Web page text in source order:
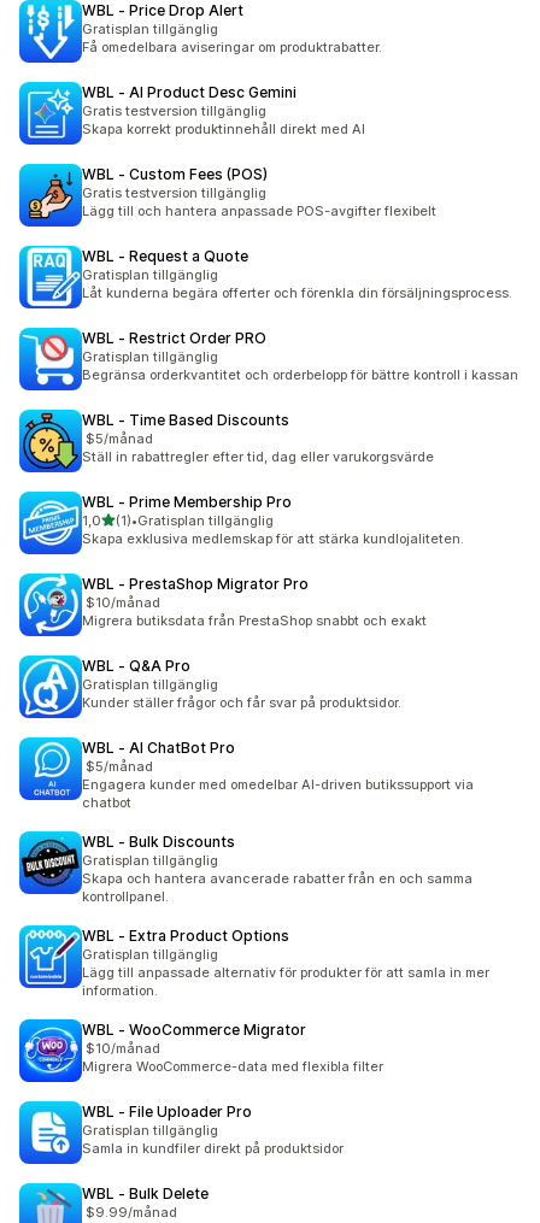
WBL ‑ Price Drop Alert
Gratisplan tillgänglig
Få omedelbara aviseringar om produktrabatter.
WBL ‑ AI Product Desc Gemini
Gratis testversion tillgänglig
Skapa korrekt produktinnehåll direkt med AI
WBL ‑ Custom Fees (POS)
Gratis testversion tillgänglig
Lägg till och hantera anpassade POS-avgifter flexibelt
WBL ‑ Request a Quote
Gratisplan tillgänglig
Låt kunderna begära offerter och förenkla din försäljningsprocess.
WBL ‑ Restrict Order PRO
Gratisplan tillgänglig
Begränsa orderkvantitet och orderbelopp för bättre kontroll i kassan
WBL ‑ Time Based Discounts
$5/månad
Ställ in rabattregler efter tid, dag eller varukorgsvärde
WBL ‑ Prime Membership Pro
1,0av 5 stjärnor
(1)
1 recensioner totalt
•Gratisplan tillgänglig
Skapa exklusiva medlemskap för att stärka kundlojaliteten.
WBL ‑ PrestaShop Migrator Pro
$10/månad
Migrera butiksdata från PrestaShop snabbt och exakt
WBL ‑ Q&A Pro
Gratisplan tillgänglig
Kunder ställer frågor och får svar på produktsidor.
WBL ‑ AI ChatBot Pro
$5/månad
Engagera kunder med omedelbar AI-driven butikssupport via
chatbot
WBL ‑ Bulk Discounts
Gratisplan tillgänglig
Skapa och hantera avancerade rabatter från en och samma
kontrollpanel.
WBL ‑ Extra Product Options
Gratisplan tillgänglig
Lägg till anpassade alternativ för produkter för att samla in mer
information.
WBL ‑ WooCommerce Migrator
$10/månad
Migrera WooCommerce-data med flexibla filter
WBL ‑ File Uploader Pro
Gratisplan tillgänglig
Samla in kundfiler direkt på produktsidor
WBL ‑ Bulk Delete
$9.99/månad